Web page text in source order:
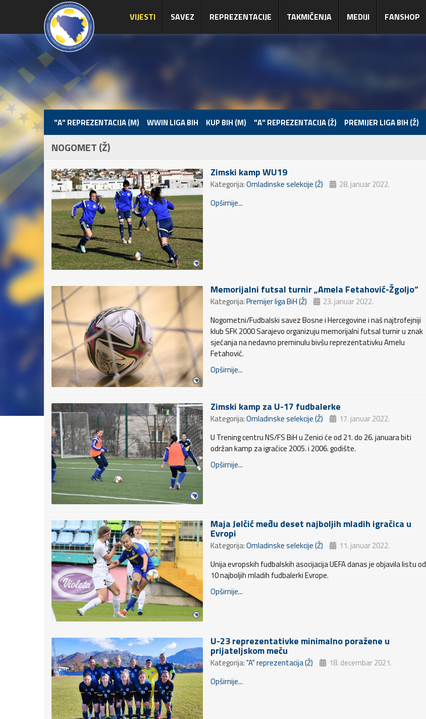
VIJESTI SAVEZ REPREZENTACIJE TAKMIČENJA MEDIJI FANSHOP
"A" REPREZENTACIJA (M) WWIN LIGA BIH KUP BIH (M) "A" REPREZENTACIJA (Ž) PREMIJER LIGA BIH (Ž)
NOGOMET (Ž)
Zimski kamp WU19
Kategorija:Omladinske selekcije (Ž)
28. januar 2022.
Opširnije...
Memorijalni futsal turnir „Amela Fetahović-Žgoljo“
Kategorija:Premijer liga BiH (Ž)
23. januar 2022.
Nogometni/Fudbalski savez Bosne i Hercegovine i naš najtrofejniji
klub SFK 2000 Sarajevo organizuju memorijalni futsal turnir u znak
sjećanja na nedavno preminulu bivšu reprezentativku Amelu
Fetahović.
Opširnije...
Zimski kamp za U-17 fudbalerke
Kategorija:Omladinske selekcije (Ž)
17. januar 2022.
U Trening centru NS/FS BiH u Zenici će od 21. do 26. januara biti
održan kamp za igračice 2005. i 2006. godište.
Opširnije...
Maja Jelčić među deset najboljih mladih igračica u
Evropi
Kategorija:Omladinske selekcije (Ž)
11. januar 2022.
Unija evropskih fudbalskih asocijacija UEFA danas je objavila listu od
10 najboljih mladih fudbalerki Evrope.
Opširnije...
U-23 reprezentativke minimalno poražene u
prijateljskom meču
Kategorija:"A" reprezentacija (Ž)
18. decembar 2021.
Opširnije...